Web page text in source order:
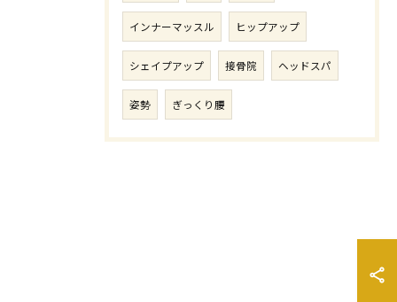
インナーマッスル ヒップアップ
シェイプアップ 接骨院 ヘッドスパ
姿勢 ぎっくり腰